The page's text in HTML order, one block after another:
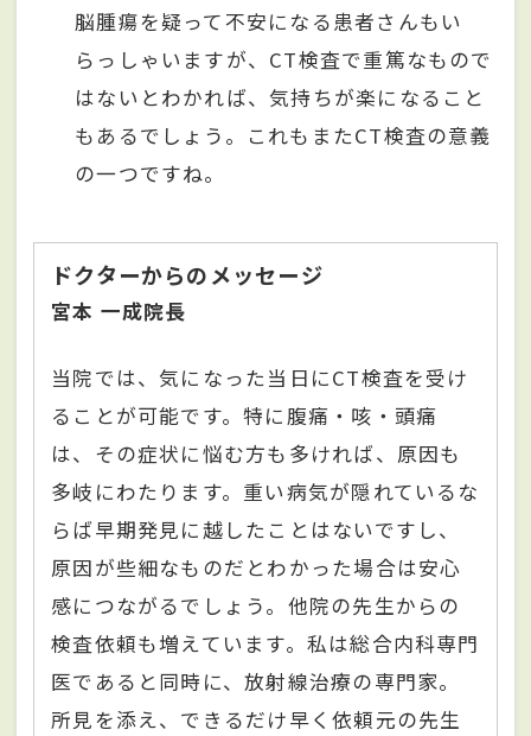
脳腫瘍を疑って不安になる患者さんもい
らっしゃいますが、CT検査で重篤なもので
はないとわかれば、気持ちが楽になること
もあるでしょう。これもまたCT検査の意義
の一つですね。
ドクターからのメッセージ
宮本 一成院長
当院では、気になった当日にCT検査を受け
ることが可能です。特に腹痛・咳・頭痛
は、その症状に悩む方も多ければ、原因も
多岐にわたります。重い病気が隠れているな
らば早期発見に越したことはないですし、
原因が些細なものだとわかった場合は安心
感につながるでしょう。他院の先生からの
検査依頼も増えています。私は総合内科専門
医であると同時に、放射線治療の専門家。
所見を添え、できるだけ早く依頼元の先生